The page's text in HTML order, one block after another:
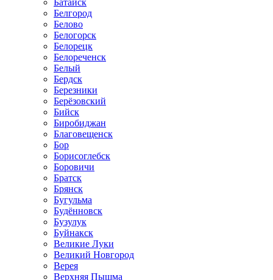
Батайск
Белгород
Белово
Белогорск
Белорецк
Белореченск
Белый
Бердск
Березники
Берёзовский
Бийск
Биробиджан
Благовещенск
Бор
Борисоглебск
Боровичи
Братск
Брянск
Бугульма
Будённовск
Бузулук
Буйнакск
Великие Луки
Великий Новгород
Верея
Верхняя Пышма